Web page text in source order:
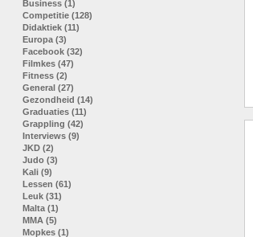
Business (1)
Competitie (128)
Didaktiek (11)
Europa (3)
Facebook (32)
Filmkes (47)
Fitness (2)
General (27)
Gezondheid (14)
Graduaties (11)
Grappling (42)
Interviews (9)
JKD (2)
Judo (3)
Kali (9)
Lessen (61)
Leuk (31)
Malta (1)
MMA (5)
Mopkes (1)